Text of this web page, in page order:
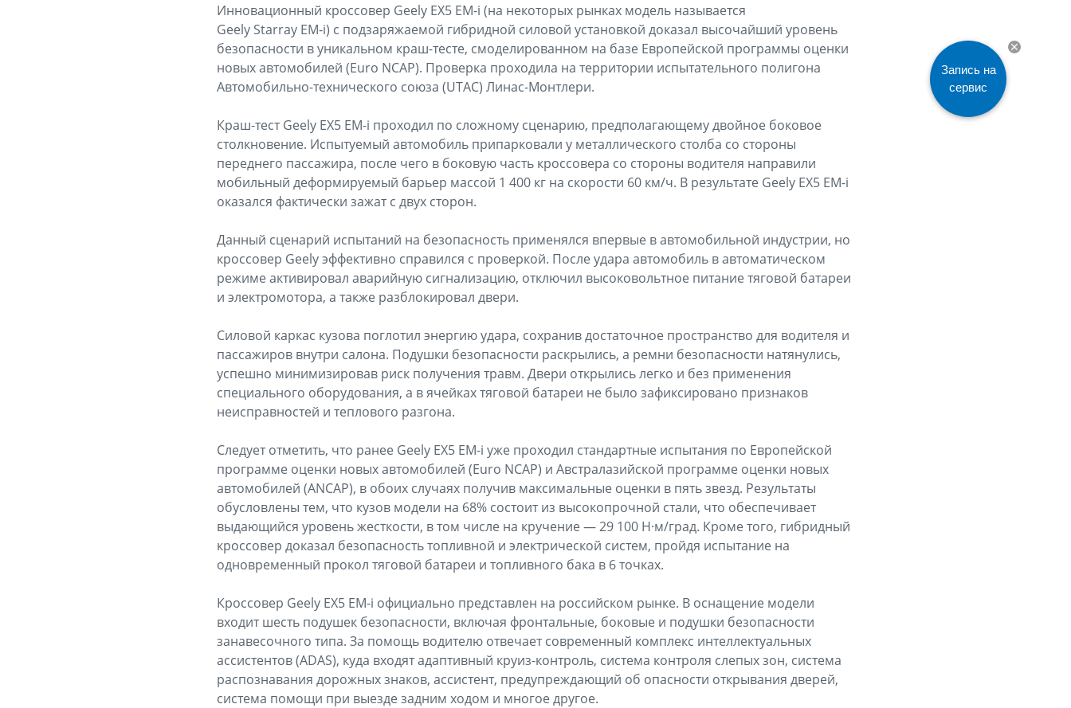
Инновационный кроссовер Geely EX5 EM-i (на некоторых рынках модель называется
Geely Starray EM-i) с подзаряжаемой гибридной силовой установкой доказал высочайший уровень
безопасности в уникальном краш-тесте, смоделированном на базе Европейской программы оценки
новых автомобилей (Euro NCAP). Проверка проходила на территории испытательного полигона
Автомобильно-технического союза (UTAC) Линас-Монтлери.
Краш-тест Geely EX5 EM-i проходил по сложному сценарию, предполагающему двойное боковое
столкновение. Испытуемый автомобиль припарковали у металлического столба со стороны
переднего пассажира, после чего в боковую часть кроссовера со стороны водителя направили
мобильный деформируемый барьер массой 1 400 кг на скорости 60 км/ч. В результате Geely EX5 EM-i
оказался фактически зажат с двух сторон.
Данный сценарий испытаний на безопасность применялся впервые в автомобильной индустрии, но
кроссовер Geely эффективно справился с проверкой. После удара автомобиль в автоматическом
режиме активировал аварийную сигнализацию, отключил высоковольтное питание тяговой батареи
и электромотора, а также разблокировал двери.
Силовой каркас кузова поглотил энергию удара, сохранив достаточное пространство для водителя и
пассажиров внутри салона. Подушки безопасности раскрылись, а ремни безопасности натянулись,
успешно минимизировав риск получения травм. Двери открылись легко и без применения
специального оборудования, а в ячейках тяговой батареи не было зафиксировано признаков
неисправностей и теплового разгона.
Следует отметить, что ранее Geely EX5 EM-i уже проходил стандартные испытания по Европейской
программе оценки новых автомобилей (Euro NCAP) и Австралазийской программе оценки новых
автомобилей (ANCAP), в обоих случаях получив максимальные оценки в пять звезд. Результаты
обусловлены тем, что кузов модели на 68% состоит из высокопрочной стали, что обеспечивает
выдающийся уровень жесткости, в том числе на кручение — 29 100 Н·м/град. Кроме того, гибридный
кроссовер доказал безопасность топливной и электрической систем, пройдя испытание на
одновременный прокол тяговой батареи и топливного бака в 6 точках.
Кроссовер Geely EX5 EM-i официально представлен на российском рынке. В оснащение модели
входит шесть подушек безопасности, включая фронтальные, боковые и подушки безопасности
занавесочного типа. За помощь водителю отвечает современный комплекс интеллектуальных
ассистентов (ADAS), куда входят адаптивный круиз-контроль, система контроля слепых зон, система
распознавания дорожных знаков, ассистент, предупреждающий об опасности открывания дверей,
система помощи при выезде задним ходом и многое другое.
Запись на
сервис